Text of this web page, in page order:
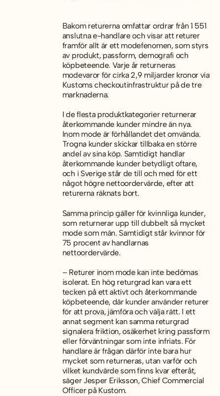
Bakom returerna omfattar ordrar från 1 551
anslutna e-handlare och visar att returer
framför allt är ett modefenomen, som styrs
av produkt, passform, demografi och
köpbeteende. Varje år returneras
modevaror för cirka 2,9 miljarder kronor via
Kustoms checkoutinfrastruktur på de tre
marknaderna.
I de flesta produktkategorier returnerar
återkommande kunder mindre än nya.
Inom mode är förhållandet det omvända.
Trogna kunder skickar tillbaka en större
andel av sina köp. Samtidigt handlar
återkommande kunder betydligt oftare,
och i Sverige står de till och med för ett
något högre nettoordervärde, efter att
returerna räknats bort.
Samma princip gäller för kvinnliga kunder,
som returnerar upp till dubbelt så mycket
mode som män. Samtidigt står kvinnor för
75 procent av handlarnas
nettoordervärde.
– Returer inom mode kan inte bedömas
isolerat. En hög returgrad kan vara ett
tecken på ett aktivt och återkommande
köpbeteende, där kunder använder returer
för att prova, jämföra och välja rätt. I ett
annat segment kan samma returgrad
signalera friktion, osäkerhet kring passform
eller förväntningar som inte infriats. För
handlare är frågan därför inte bara hur
mycket som returneras, utan varför och
vilket kundvärde som finns kvar efteråt,
säger Jesper Eriksson, Chief Commercial
Officer på Kustom.